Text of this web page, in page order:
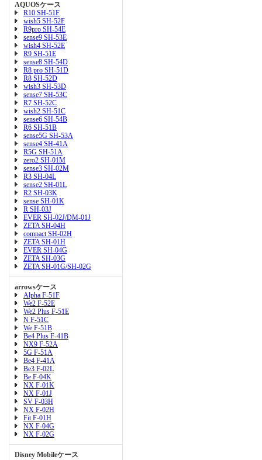
AQUOSケース
R10 SH-51F
wish5 SH-52F
R9pro SH-54E
sense9 SH-53E
wish4 SH-52E
R9 SH-51E
sense8 SH-54D
R8 pro SH-51D
R8 SH-52D
wish3 SH-53D
sense7 SH-53C
R7 SH-52C
wish2 SH-51C
sense6 SH-54B
R6 SH-51B
sense5G SH-53A
sense4 SH-41A
R5G SH-51A
zero2 SH-01M
sense3 SH-02M
R3 SH-04L
sense2 SH-01L
R2 SH-03K
sense SH-01K
R SH-03J
EVER SH-02J/DM-01J
ZETA SH-04H
compact SH-02H
ZETA SH-01H
EVER SH-04G
ZETA SH-03G
ZETA SH-01G/SH-02G
arrowsケース
Alpha F-51F
We2 F-52E
We2 Plus F-51E
N F-51C
We F-51B
Be4 Plus F-41B
NX9 F-52A
5G F-51A
Be4 F-41A
Be3 F-02L
Be F-04K
NX F-01K
NX F-01J
SV F-03H
NX F-02H
Fit F-01H
NX F-04G
NX F-02G
Disney Mobileケース